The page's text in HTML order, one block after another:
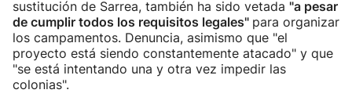
sustitución de Sarrea, también ha sido vetada "a pesar
de cumplir todos los requisitos legales" para organizar
los campamentos. Denuncia, asimismo que "el
proyecto está siendo constantemente atacado" y que
"se está intentando una y otra vez impedir las
colonias".